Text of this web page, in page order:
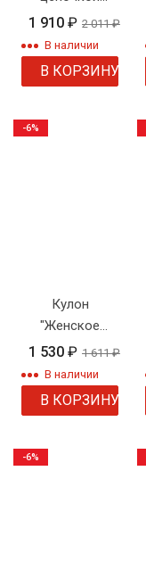
"Сердце
ангела"
1 910 ₽ 2 011₽
В наличии
В КОРЗИНУ
Кулон
"Женское
сердце с
фианитами"
1 530 ₽ 1 611₽
В наличии
В КОРЗИНУ
-6%
-6%